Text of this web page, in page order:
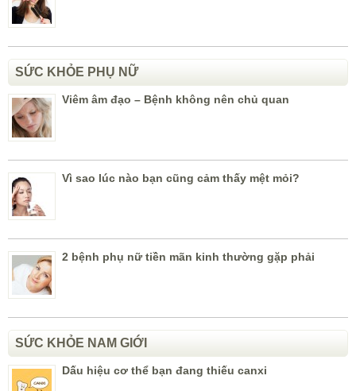
SỨC KHỎE PHỤ NỮ
Viêm âm đạo – Bệnh không nên chủ quan
Vì sao lúc nào bạn cũng cảm thấy mệt mỏi?
2 bệnh phụ nữ tiền mãn kinh thường gặp phải
SỨC KHỎE NAM GIỚI
Dấu hiệu cơ thể bạn đang thiếu canxi